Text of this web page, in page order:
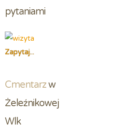
pytaniami
Zapytaj...
Cmentarz w
Żeleźnikowej
Wlk